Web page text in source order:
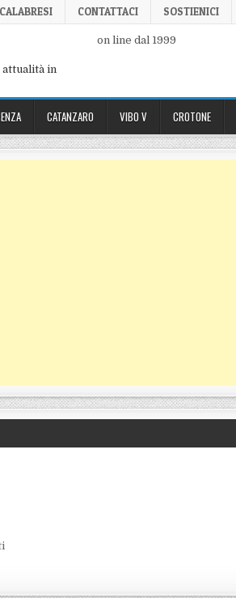
CONTATTACI SOSTIENICI
attualità in
on line dal 1999
CATANZARO VIBO V CROTONE